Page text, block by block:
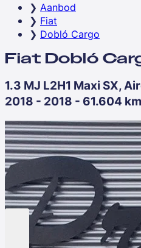
Aanbod
Fiat
Dobló Cargo
Fiat Dobló
1.3 MJ L2H1 Maxi SX,
2018 - 2018 - 61.604 km